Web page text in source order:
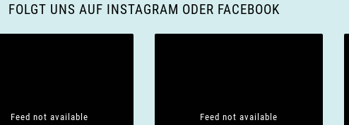
FOLGT UNS AUF INSTAGRAM ODER FACEBOOK
Feed not available Feed not available